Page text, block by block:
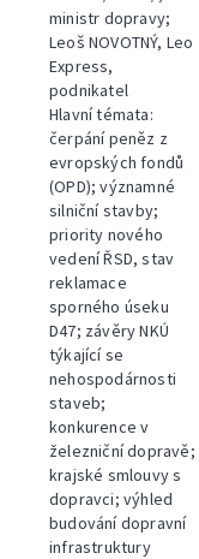
ministr dopravy;
Leoš NOVOTNÝ, Leo
Express,
podnikatel
Hlavní témata:
čerpání peněz z
evropských fondů
(OPD); významné
silniční stavby;
priority nového
vedení ŘSD, stav
reklamace
sporného úseku
D47; závěry NKÚ
týkající se
nehospodárnosti
staveb;
konkurence v
železniční dopravě;
krajské smlouvy s
dopravci; výhled
budování dopravní
infrastruktury